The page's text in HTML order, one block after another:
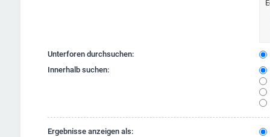
Unterforen durchsuchen:
Innerhalb suchen:
Ergebnisse anzeigen als: